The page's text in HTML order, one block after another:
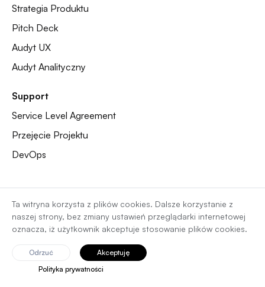
Strategia Produktu
Pitch Deck
Audyt UX
Audyt Analityczny
Support
Service Level Agreement
Przejęcie Projektu
DevOps
Blog
News
Development
Product Design
Makro
DHL
Ta witryna korzysta z plików cookies. Dalsze korzystanie z
naszej strony, bez zmiany ustawień przeglądarki internetowej
oznacza, iż użytkownik akceptuje stosowanie plików cookies.
Odrzuć
Akceptuję
Polityka prywatności